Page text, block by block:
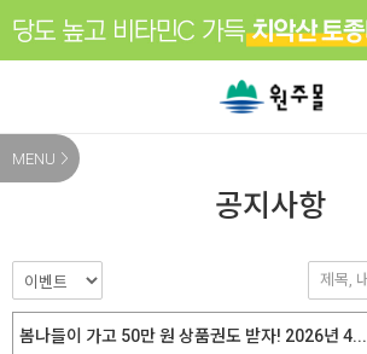
MENU
공지사항
봄나들이 가고 50만 원 상품권도 받자! 2026년 4...